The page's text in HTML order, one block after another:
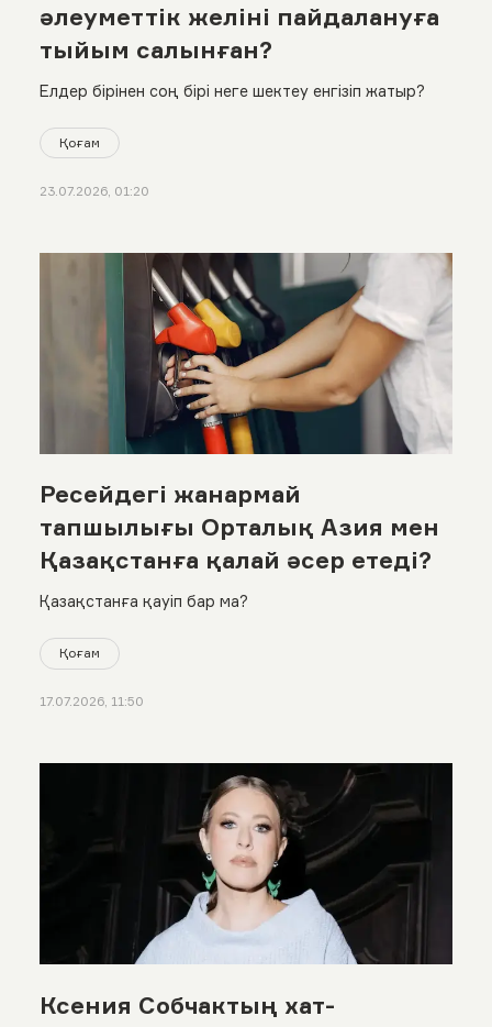
әлеуметтік желіні пайдалануға
тыйым салынған?
Елдер бірінен соң бірі неге шектеу енгізіп жатыр?
Қоғам
23.07.2026, 01:20
Ресейдегі жанармай
тапшылығы Орталық Азия мен
Қазақстанға қалай әсер етеді?
Қазақстанға қауіп бар ма?
Қоғам
17.07.2026, 11:50
Ксения Собчактың хат-